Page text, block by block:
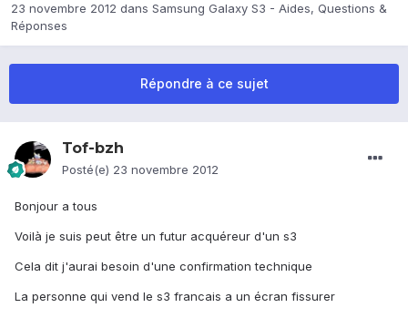
23 novembre 2012 dans Samsung Galaxy S3 - Aides, Questions &
Réponses
Répondre à ce sujet
Tof-bzh
Posté(e) 23 novembre 2012
Bonjour a tous
Voilà je suis peut être un futur acquéreur d'un s3
Cela dit j'aurai besoin d'une confirmation technique
La personne qui vend le s3 francais a un écran fissurer